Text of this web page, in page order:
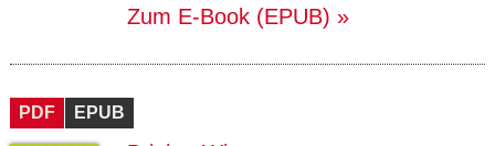
Zum E-Book (EPUB)
PDF EPUB